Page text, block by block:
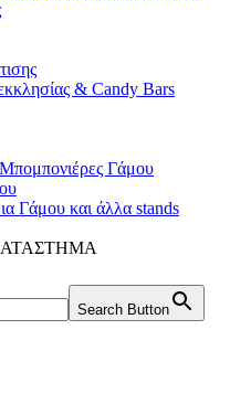
& Candy Bars
Γάμου
Γάμου και άλλα stands
Search Button